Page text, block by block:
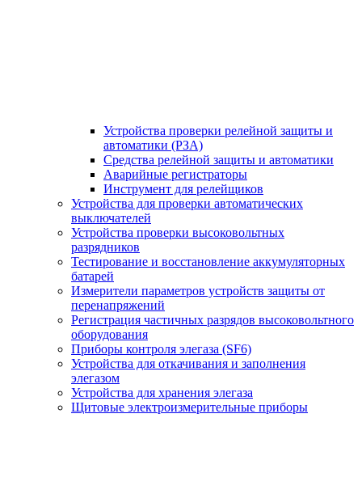
Устройства проверки релейной защиты и
автоматики (РЗА)
Средства релейной защиты и автоматики
Аварийные регистраторы
Инструмент для релейщиков
Устройства для проверки автоматических
выключателей
Устройства проверки высоковольтных
разрядников
Тестирование и восстановление аккумуляторных
батарей
Измерители параметров устройств защиты от
перенапряжений
Регистрация частичных разрядов высоковольтного
оборудования
Приборы контроля элегаза (SF6)
Устройства для откачивания и заполнения
элегазом
Устройства для хранения элегаза
Щитовые электроизмерительные приборы